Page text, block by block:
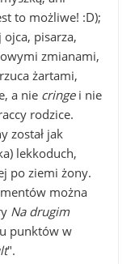
to możliwe! :D);
pisarza,
zmianami,
żartami,
a nie cringei nie
rodzice.
został jak
lekkoduch,
po ziemi żony.
można
Na drugim
punktów w
".